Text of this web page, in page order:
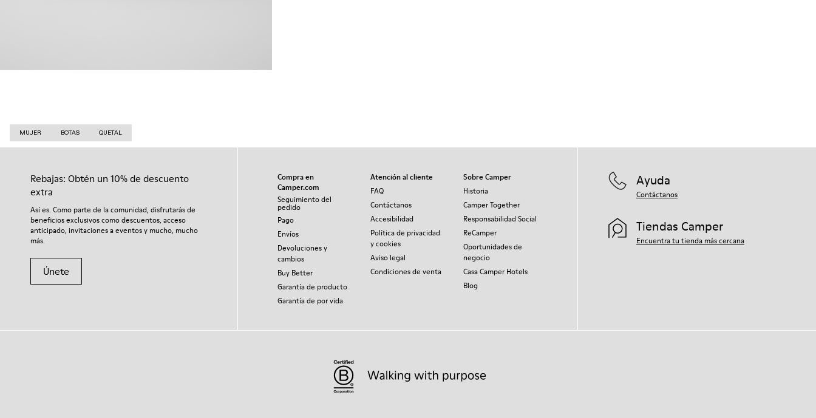
MUJER BOTAS QUETAL
Rebajas: Obtén un 10% de descuento
extra
Así es. Como parte de la comunidad, disfrutarás de
beneficios exclusivos como descuentos, acceso
anticipado, invitaciones a eventos y mucho, mucho
más.
Únete
Compra en
Camper.com
Seguimiento del
pedido
Pago
Envíos
Devoluciones y
cambios
Buy Better
Garantía de producto
Garantía de por vida
Atención al cliente
FAQ
Contáctanos
Accesibilidad
Política de privacidad
y cookies
Aviso legal
Condiciones de venta
Sobre Camper
Historia
Camper Together
Responsabilidad Social
ReCamper
Oportunidades de
negocio
Casa Camper Hotels
Blog
Ayuda
Contáctanos
Tiendas Camper
Encuentra tu tienda más cercana